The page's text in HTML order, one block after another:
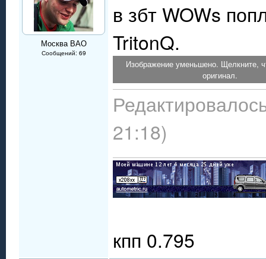
Москва ВАО
Сообщений: 69
в збт WOWs
TritonQ.
Изображение уменьшено. Щелкните,
оригинал.
21:18)
кпп 0.795